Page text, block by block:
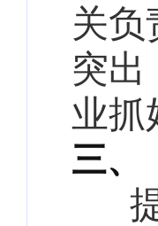
关负
突出
业抓
三、
提